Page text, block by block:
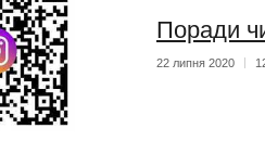
Поради
22 липня 2020